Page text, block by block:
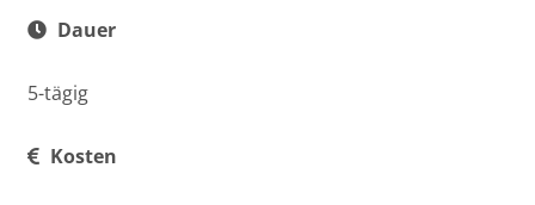
Dauer
5-tägig
Kosten